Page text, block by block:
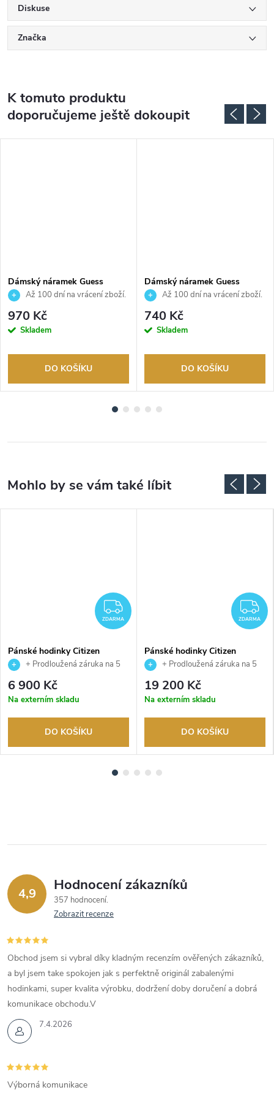
Diskuse
Značka
K tomuto produktu
doporučujeme ještě dokoupit
Dámský náramek Guess
JUBB03162JWRHS
Až 100 dní na vrácení zboží.
Autorizovaný prodejce.
970 Kč
Skladem
DO KOŠÍKU
Dámský náramek Guess
JUBB06246JWYGS
Až 100 dní na vrácení zboží.
Autorizovaný prodejce.
740 Kč
Skladem
DO KOŠÍKU
ZDARMA
ZDARMA
Pánské hodinky Citizen
CA4640-09A
+ Prodloužená záruka na 5
let. Až 100 dní na vrácení zboží.
Autorizovaný prodejce.
6 900 Kč
Na externím skladu
DO KOŠÍKU
ZDARMA
Pánské hodinky Citizen
AT8238-84A
+ Prodloužená záruka na 5
let. Až 100 dní na vrácení zboží.
Autorizovaný prodejce.
19 200 Kč
Na externím skladu
DO KOŠÍKU
4,9 Hodnocení zákazníků
357 hodnocení
Zobrazit recenze
7.4.2026
Obchod jsem si vybral díky kladným recenzím ověřených zákazníků,
a byl jsem take spokojen jak s perfektně originál zabalenými
hodinkami, super kvalita výrobku, dodržení doby doručení a dobrá
komunikace obchodu.V
Výborná komunikace